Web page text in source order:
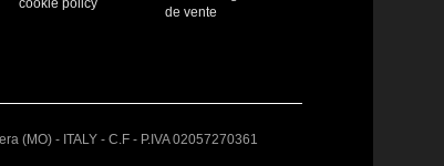
cookie policy
de vente
(MO) - ITALY - C.F - P.IVA 02057270361